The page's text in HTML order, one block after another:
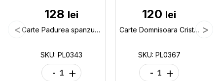
128 lei
Carte Padurea spanzuratilor I.Rebreanu PL0343
SKU: PL0343
- +
120 lei
Carte Domnisoara Cristina Sarpele M.Eliade PL0367
SKU: PL0367
- +